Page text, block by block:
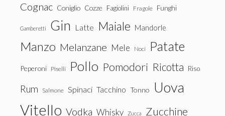
Cognac Coniglio Cozze Fagiolini Fragole Funghi
Gamberetti Gin Latte Maiale Mandorle
Manzo Melanzane Mele Noci Patate
Peperoni Piselli Pollo Pomodori Ricotta Riso
Rum Salmone Spinaci Tacchino Tonno Uova
Vitello Vodka Whisky Zucca Zucchine